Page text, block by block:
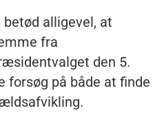
alligevel, at
fra
den 5.
forsøg på både at finde